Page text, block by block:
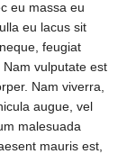
eu massa eu
eu lacus sit
feugiat
vulputate est
Nam viverra,
augue, vel
malesuada
mauris est,